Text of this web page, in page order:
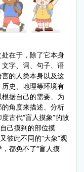
在于，除了它本身
字、词、句子、语
的人类本身以及这
史、地理等环境有
据自己的需要、为
角度来描述、分析
古代“盲人摸象”的故
己摸到的部位摸
彼此不同的“大象”观
都免不了“盲人摸